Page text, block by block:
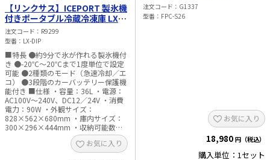
電源タップ・延長コード
スイッチ・コンセント（配線器具）
PF管/FEP管/CD管/情報線保護管
ボックス・ビニル電線管付属品・引き込
みカバー
工具関連
EV充電設備工事関連
【リンクサス】ICEPORT 製氷機
付きポータブル冷蔵冷凍庫 LX-
DIP
注文コード
R9299
型番
LX-DIP
■特長 ●約9分で氷が作れる製氷機付
き ●-20℃～20℃まで1度単位で設定
可能 ●2種類のモード（急速冷却／エ
コ） ●3段階のカーバッテリー保護機
能付き ■仕様 ・容量：36L ・電源：
AC100V～240V、DC12／24V ・消費
電力：90W ・外観サイズ：
828×562×680mm ・庫内サイズ：
300×296×444mm ・収納可能数：
355ml缶×48本、500mlペットボトル
×24本、2Lペットボトル×9本 ・重
量：27.8kg ・温度設定 製氷機不使用
お気に入り
注文コード
G1337
型番
FPC-S26
お気に入り
18,980 円（税込）
購入単位：1セット